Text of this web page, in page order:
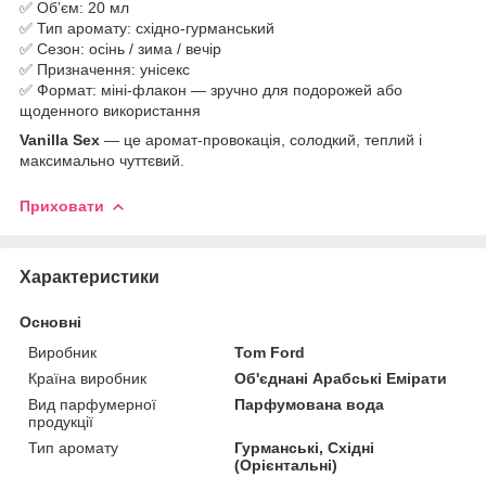
✅ Обʼєм: 20 мл
✅ Тип аромату: східно-гурманський
✅ Сезон: осінь / зима / вечір
✅ Призначення: унісекс
✅ Формат: міні-флакон — зручно для подорожей або
щоденного використання
Vanilla Sex — це аромат-провокація, солодкий, теплий і
максимально чуттєвий.
Приховати
Характеристики
Основні
Виробник
Tom Ford
Країна виробник
Об'єднані Арабські Емірати
Вид парфумерної
продукції
Парфумована вода
Тип аромату
Гурманські, Східні
(Орієнтальні)